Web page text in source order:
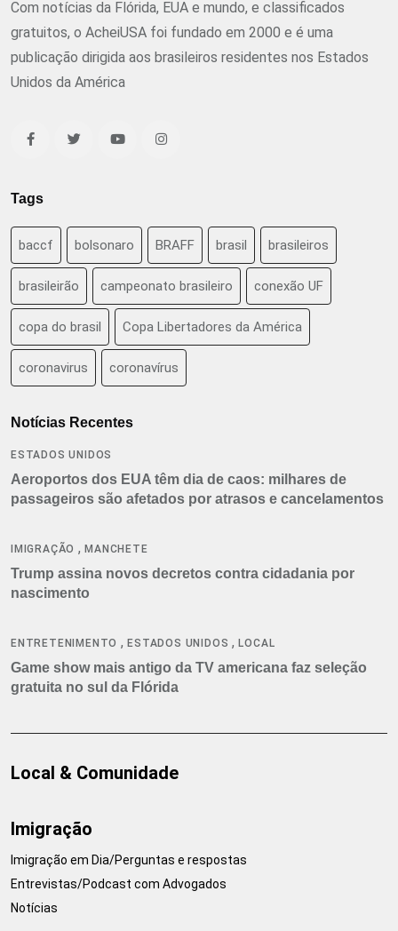
Com notícias da Flórida, EUA e mundo, e classificados
gratuitos, o AcheiUSA foi fundado em 2000 e é uma
publicação dirigida aos brasileiros residentes nos Estados
Unidos da América
Tags
baccf bolsonaro BRAFF brasil brasileiros
brasileirão campeonato brasileiro conexão UF
copa do brasil Copa Libertadores da América
coronavirus coronavírus
Notícias Recentes
ESTADOS UNIDOS
Aeroportos dos EUA têm dia de caos: milhares de
passageiros são afetados por atrasos e cancelamentos
IMIGRAÇÃO ,MANCHETE
Trump assina novos decretos contra cidadania por
nascimento
ENTRETENIMENTO ,ESTADOS UNIDOS ,LOCAL
Game show mais antigo da TV americana faz seleção
gratuita no sul da Flórida
Local & Comunidade
Imigração
Imigração em Dia/Perguntas e respostas
Entrevistas/Podcast com Advogados
Notícias